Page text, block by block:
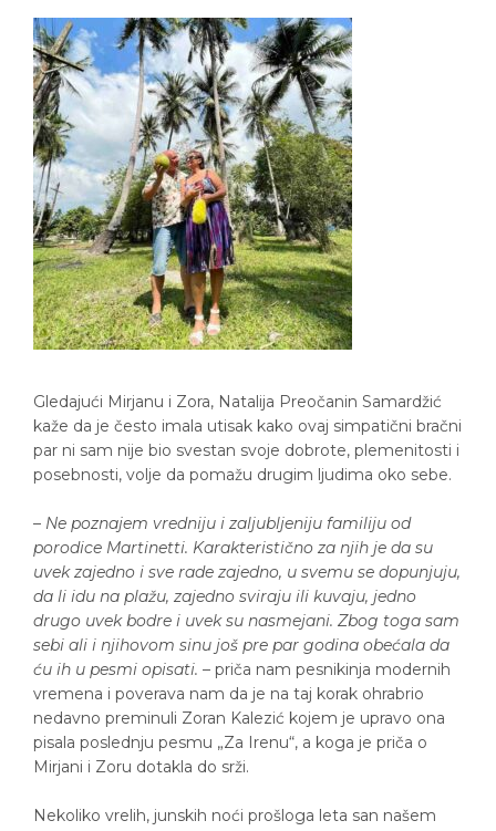
Gledajući Mirjanu i Zora, Natalija Preočanin Samardžić
kaže da je često imala utisak kako ovaj simpatični bračni
par ni sam nije bio svestan svoje dobrote, plemenitosti i
posebnosti, volje da pomažu drugim ljudima oko sebe.
– Ne poznajem vredniju i zaljubljeniju familiju od
porodice Martinetti. Karakteristično za njih je da su
uvek zajedno i sve rade zajedno, u svemu se dopunjuju,
da li idu na plažu, zajedno sviraju ili kuvaju, jedno
drugo uvek bodre i uvek su nasmejani. Zbog toga sam
sebi ali i njihovom sinu još pre par godina obećala da
ću ih u pesmi opisati. – priča nam pesnikinja modernih
vremena i poverava nam da je na taj korak ohrabrio
nedavno preminuli Zoran Kalezić kojem je upravo ona
pisala poslednju pesmu „Za Irenu“, a koga je priča o
Mirjani i Zoru dotakla do srži.
Nekoliko vrelih, junskih noći prošloga leta san našem